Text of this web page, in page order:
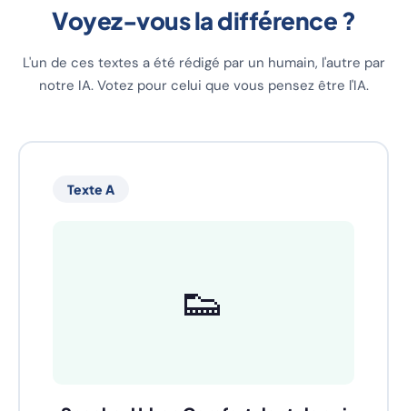
Voyez-vous la différence ?
L'un de ces textes a été rédigé par un humain, l'autre par
👟